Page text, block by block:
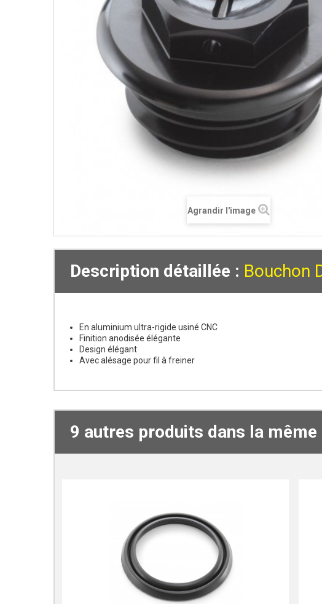
Agrandir l'image
Description détaillée : Bouchon
En aluminium ultra-rigide usiné CNC
Finition anodisée élégante
Design élégant
Avec alésage pour fil à freiner
9 autres produits dans la même